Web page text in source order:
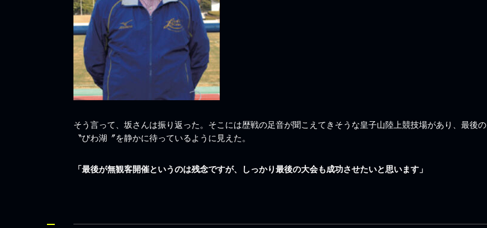
そう言って、坂さんは振り返った。そこには歴戦の足音が聞こえてきそうな皇子山陸上競技場があり、最後の
〝びわ湖〞を静かに待っているように見えた。
「最後が無観客開催というのは残念ですが、しっかり最後の大会も成功させたいと思います」